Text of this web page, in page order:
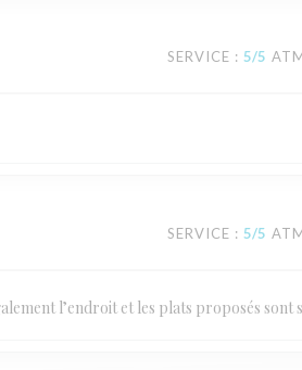
SERVICE : 5/5
SERVICE : 5/5
l’endroit et les plats proposés sont